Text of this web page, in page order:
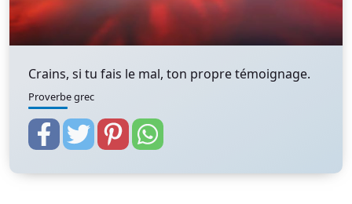
Crains, si tu fais le mal, ton propre témoignage.
Proverbe grec